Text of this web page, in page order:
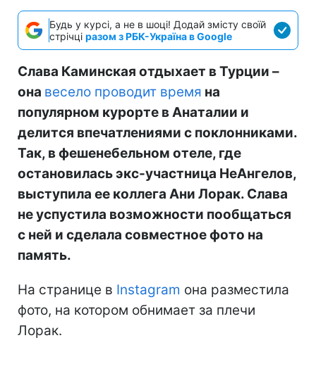
Будь у курсі, а не в шоці! Додай змісту своїй
стрічці разом з РБК-Україна в Google
Слава Каминская отдыхает в Турции –
она весело проводит время на
популярном курорте в Анаталии и
делится впечатлениями с поклонниками.
Так, в фешенебельном отеле, где
остановилась экс-участница НеАнгелов,
выступила ее коллега Ани Лорак. Слава
не успустила возможности пообщаться
с ней и сделала совместное фото на
память.
На странице в Instagram она разместила
фото, на котором обнимает за плечи
Лорак.